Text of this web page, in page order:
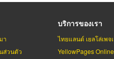
า
ส่วนตัว
บริการของเรา
ไทยแลนด์ เยลโล่เพจ
YellowPages